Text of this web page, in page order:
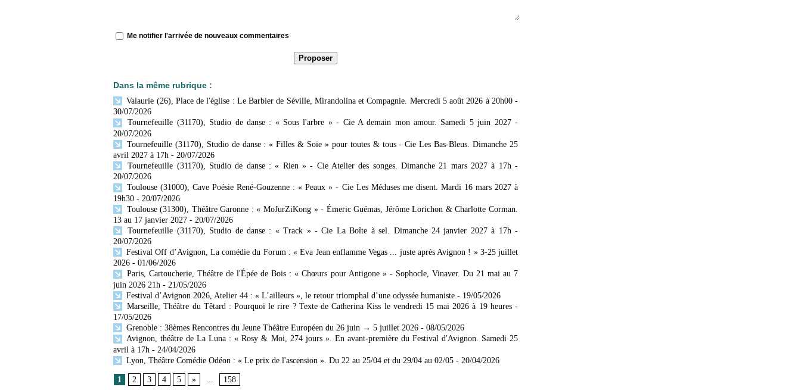
Me notifier l'arrivée de nouveaux commentaires
Dans la même rubrique :
Valaurie (26), Place de l'église : Le Barbier de Séville, Mirandolina et Compagnie. Mercredi 5 août 2026 à 20h00 -
30/07/2026
Tournefeuille (31170), Studio de danse : « Sous l'arbre » - Cie A demain mon amour. Samedi 5 juin 2027 -
20/07/2026
Tournefeuille (31170), Studio de danse : « Filles & Soie » pour toutes & tous - Cie Les Bas-Bleus. Dimanche 25
avril 2027 à 17h - 20/07/2026
Tournefeuille (31170), Studio de danse : « Rien » - Cie Atelier des songes. Dimanche 21 mars 2027 à 17h -
20/07/2026
Toulouse (31000), Cave Poésie René-Gouzenne : « Peaux » - Cie Les Méduses me disent. Mardi 16 mars 2027 à
19h30 - 20/07/2026
Toulouse (31300), Théâtre Garonne : « MoJurZiKong » - Émeric Guémas, Jérôme Lorichon & Charlotte Corman.
13 au 17 janvier 2027 - 20/07/2026
Tournefeuille (31170), Studio de danse : « Track » - Cie La Boîte à sel. Dimanche 24 janvier 2027 à 17h -
20/07/2026
Festival Off d’Avignon, La comédie du Forum : « Eva Jean enflamme Vegas ... juste après Avignon ! » 3-25 juillet
2026 - 01/06/2026
Paris, Cartoucherie, Théâtre de l'Épée de Bois : « Chœurs pour Antigone » - Sophocle, Vinaver. Du 21 mai au 7
juin 2026 21h - 21/05/2026
Festival d’Avignon 2026, Atelier 44 : « L’ailleurs », le retour triomphal d’une odyssée humaniste - 19/05/2026
Marseille, Théâtre du Têtard : Pourquoi le rire ? Texte de Catherina Kiss le vendredi 15 mai 2026 à 19 heures -
17/05/2026
Grenoble : 38èmes Rencontres du Jeune Théâtre Européen du 26 juin → 5 juillet 2026 - 08/05/2026
Avignon, théâtre de La Luna : « Rosy & Moi, 274 jours ». En avant-première du Festival d'Avignon. Samedi 25
avril à 17h - 24/04/2026
Lyon, Théâtre Comédie Odéon : « Le prix de l'ascension ». Du 22 au 25/04 et du 29/04 au 02/05 - 20/04/2026
1 2 3 4 5 » ... 158